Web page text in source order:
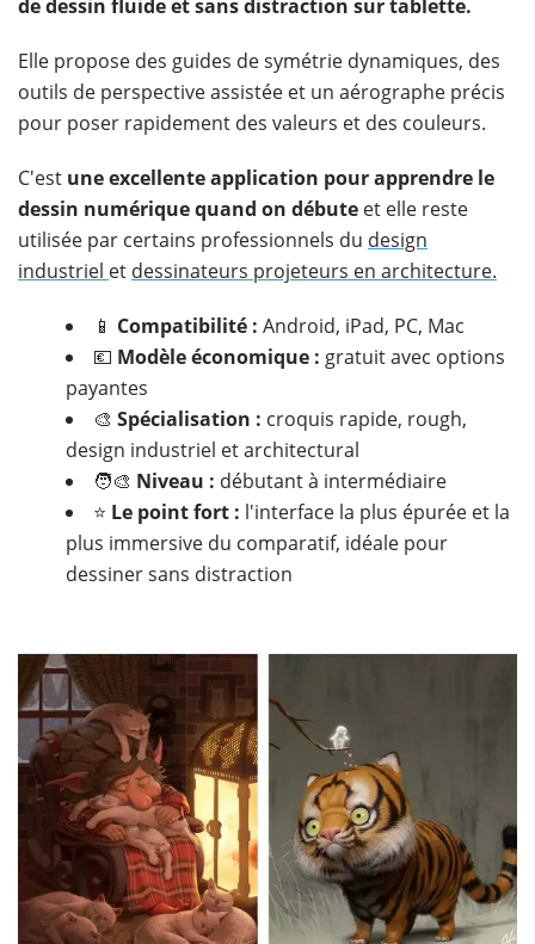
de dessin fluide et sans distraction sur tablette.
Elle propose des guides de symétrie dynamiques, des
outils de perspective assistée et un aérographe précis
pour poser rapidement des valeurs et des couleurs.
C'est une excellente application pour apprendre le
dessin numérique quand on débute et elle reste
utilisée par certains professionnels du design
industriel et dessinateurs projeteurs en architecture.
📱 Compatibilité : Android, iPad, PC, Mac
💶 Modèle économique : gratuit avec options
payantes
🎨 Spécialisation : croquis rapide, rough,
design industriel et architectural
🧑‍🎨 Niveau : débutant à intermédiaire
⭐ Le point fort : l'interface la plus épurée et la
plus immersive du comparatif, idéale pour
dessiner sans distraction